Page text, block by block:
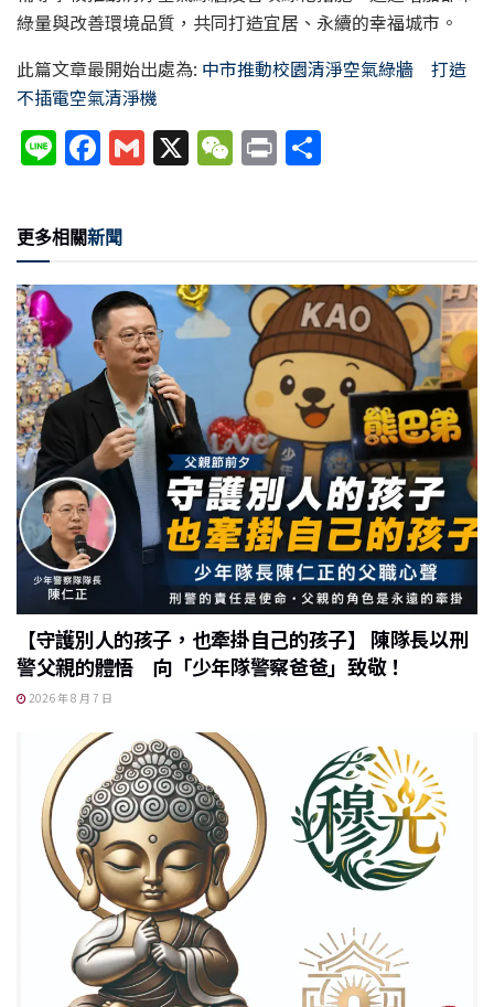
綠量與改善環境品質，共同打造宜居、永續的幸福城市。
此篇文章最開始出處為: 中市推動校園清淨空氣綠牆 打造
不插電空氣清淨機
Li
e
F
c
e
b
o
o
k
G X W
at
P
更多相關新聞
【守護別人的孩子，也牽掛自己的孩子】 陳隊長以刑
警父親的體悟 向「少年隊警察爸爸」致敬！
2026 年 8 月 7 日